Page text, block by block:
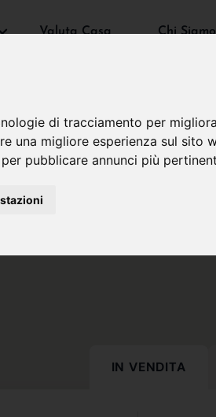
di tracciamento per
una migliore esperienza sul sito
per pubblicare annunci più
Valuta Casa Chi Siamo
IN VENDITA